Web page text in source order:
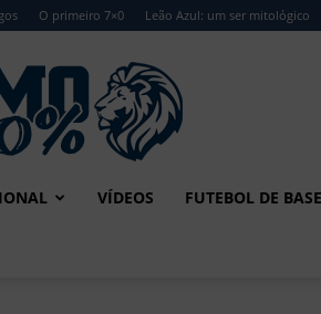
O primeiro 7×0 Leão Azul: um ser mitológico
Remo
VÍDEOS FUTEBOL DE BASE